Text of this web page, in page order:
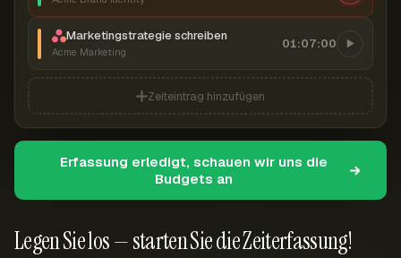
Legen Sie los — starten Sie die Zeiterfassung!
Marketingstrategie schreiben
Acme Marketing
01:07:00
Zeiteintrag hinzufügen
Erfassung erledigt, schauen wir uns die
Budgets an